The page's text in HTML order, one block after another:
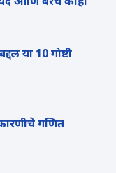
या 10 गोष्टी
गणित